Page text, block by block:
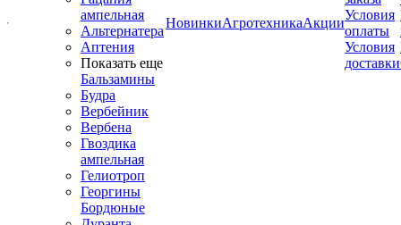
ампельная
Альтернатера
Аптения
Показать еще
Бальзамины
Будра
Вербейник
Вербена
Гвоздика
ампельная
Гелиотроп
Георгины
Бордюные
НовинкиАгротехникаАкции
Условия
оплаты
Условия
доставки